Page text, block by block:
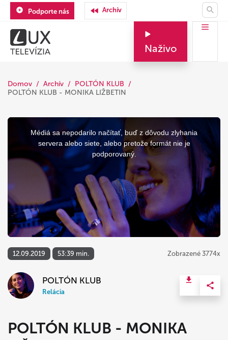
Podporte nás Archív
Naživo
Domov Archív
POLTÓN KLUB
POLTÓN KLUB - MONIKA LIŽBETIN
This
Médiá sa nepodarilo načítať, buď z dôvodu zlyhania
servera alebo siete, alebo pretože formát nie je
podporovaný.
12.09.2019 53:39 min. Zobrazené 3774x
POLTÓN KLUB
Relácia
POLTÓN KLUB - MONIKA